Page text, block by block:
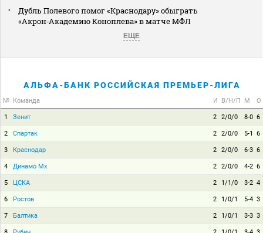
Дубль Полевого помог «Краснодару» обыграть
«Акрон‑Академию Коноплева» в матче МФЛ
ЕЩЕ
АЛЬФА-БАНК РОССИЙСКАЯ ПРЕМЬЕР-ЛИГА
№ Команда И В/Н/П М О
1 Зенит 2 2/0/0 8-0 6
2 Спартак 2 2/0/0 5-1 6
3 Краснодар 2 2/0/0 6-3 6
4 Динамо Мх 2 2/0/0 4-2 6
5 ЦСКА 2 1/1/0 3-2 4
6 Ростов 2 1/0/1 5-4 3
7 Балтика 2 1/0/1 3-3 3